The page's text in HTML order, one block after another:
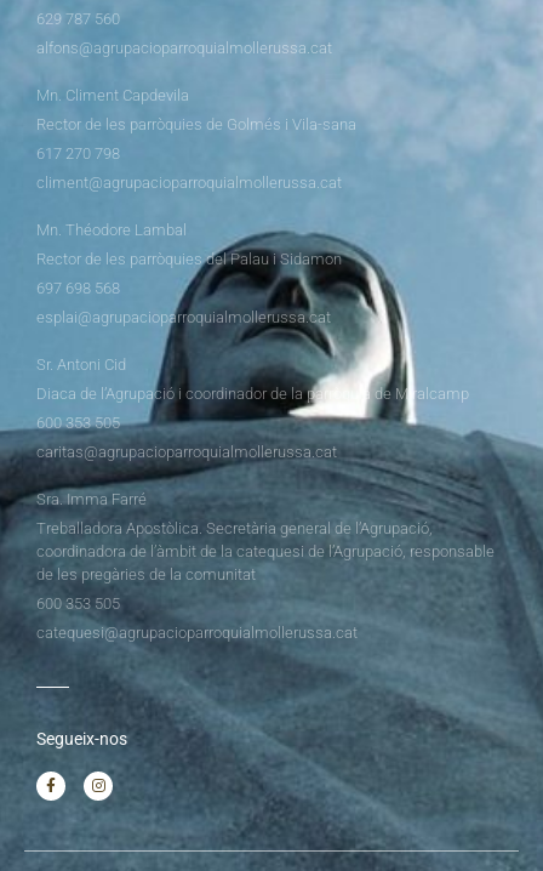
629 787 560
alfons@agrupacioparroquialmollerussa.cat
Mn. Climent Capdevila
Rector de les parròquies de Golmés i Vila-sana
617 270 798
climent@agrupacioparroquialmollerussa.cat
Mn. Théodore Lambal
Rector de les parròquies del Palau i Sidamon
697 698 568
esplai@agrupacioparroquialmollerussa.cat
Sr. Antoni Cid
Diaca de l’Agrupació i coordinador de la parròquia de Miralcamp
600 353 505
caritas@agrupacioparroquialmollerussa.cat
Sra. Imma Farré
Treballadora Apostòlica. Secretària general de l’Agrupació,
coordinadora de l’àmbit de la catequesi de l’Agrupació, responsable
de les pregàries de la comunitat
600 353 505
catequesi@agrupacioparroquialmollerussa.cat
Segueix-nos